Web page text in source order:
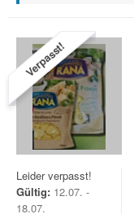
Verpasst!
Leider verpasst!
Gültig: 12.07. -
18.07.